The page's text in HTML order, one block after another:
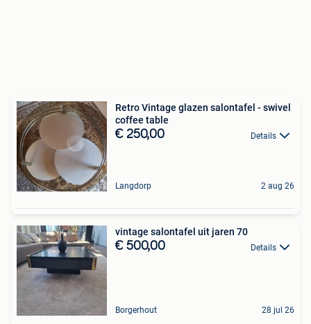
Retro Vintage glazen salontafel - swivel
coffee table
€ 250,00 Details
Langdorp 2 aug 26
vintage salontafel uit jaren 70
€ 500,00 Details
Borgerhout 28 jul 26